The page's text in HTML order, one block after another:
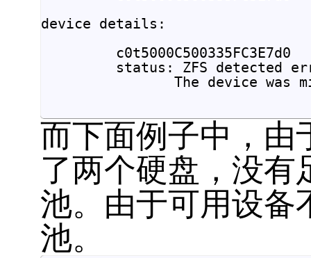
device details:
c0t5000C500335FC3E7d0
status: ZFS detected
The device was
而下面例子中，
了两个硬盘，没有
池。由于可用设备
池。